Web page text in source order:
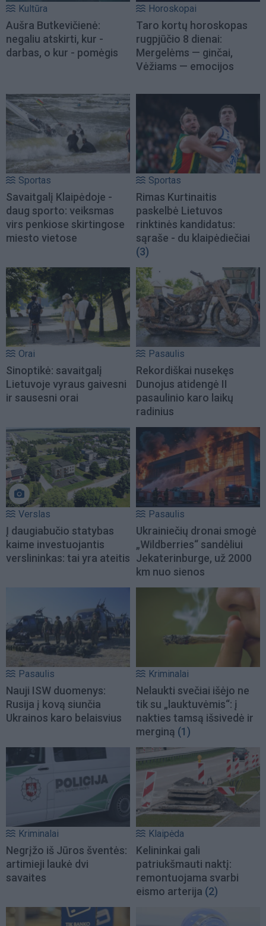
Kultūra
Aušra Butkevičienė:
negaliu atskirti, kur -
darbas, o kur - pomėgis
Horoskopai
Taro kortų horoskopas
rugpjūčio 8 dienai:
Mergelėms — ginčai,
Vėžiams — emocijos
Sportas
Savaitgalį Klaipėdoje -
daug sporto: veiksmas
virs penkiose skirtingose
miesto vietose
Sportas
Rimas Kurtinaitis
paskelbė Lietuvos
rinktinės kandidatus:
sąraše - du klaipėdiečiai
(3)
Orai
Sinoptikė: savaitgalį
Lietuvoje vyraus gaivesni
ir sausesni orai
Pasaulis
Rekordiškai nusekęs
Dunojus atidengė II
pasaulinio karo laikų
radinius
Verslas
Į daugiabučio statybas
kaime investuojantis
verslininkas: tai yra ateitis
Pasaulis
Ukrainiečių dronai smogė
„Wildberries“ sandėliui
Jekaterinburge, už 2000
km nuo sienos
Pasaulis
Nauji ISW duomenys:
Rusija į kovą siunčia
Ukrainos karo belaisvius
Kriminalai
Nelaukti svečiai išėjo ne
tik su „lauktuvėmis“: į
nakties tamsą išsivedė ir
merginą (1)
Kriminalai
Negrįžo iš Jūros šventės:
artimieji laukė dvi
savaites
Klaipėda
Kelininkai gali
patriukšmauti naktį:
remontuojama svarbi
eismo arterija (2)